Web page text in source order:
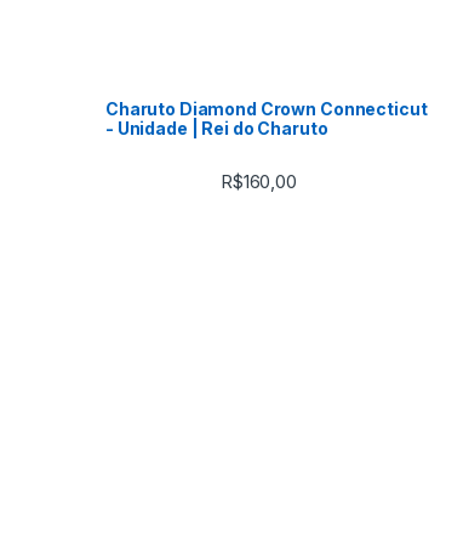
Charuto Diamond Crown Connecticut
- Unidade | Rei do Charuto
R$160,00